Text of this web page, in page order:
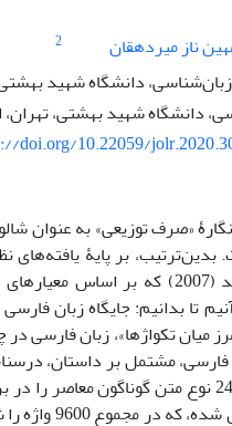
ناز میردهقان
2
دانشگاه شهید
دانشگاه شهید بهشتی، تهران،
doi.org/10.22059/
«صرف توزیعی» به عنوان
بر پایۀ یافته‌های
تا بدانیم: جایگاه زبان
میان تکواژها»، زبان فارسی
مشتمل بر داستان،
جمله